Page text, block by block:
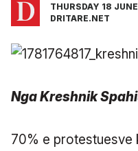
THURSDAY 18
DRITARE.NET
Nga Kreshnik
70% e protestuesve